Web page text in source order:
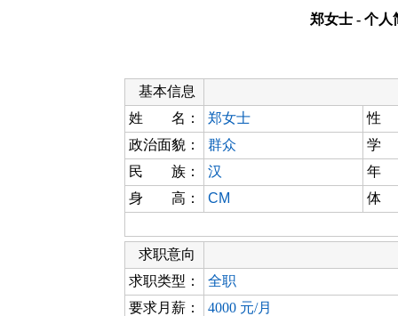
郑女士 - 个人
基本信息
姓 名：
郑女士
性
政治面貌：
群众
学
民 族：
汉
年
身 高：
CM 体
求职意向
求职类型：
全职
要求月薪：
4000 元/月